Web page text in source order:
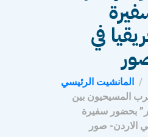
في
المانشيت الرئيسي
المسيحيون بين
بحضور سفيرة
الاردن- صور